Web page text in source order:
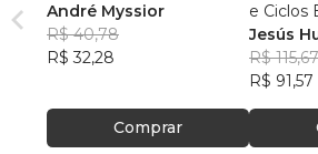
André Myssior
R$ 40,78
R$ 32,28
Comprar
e Ciclos
Jesús
R$ 115,67
R$ 91,57